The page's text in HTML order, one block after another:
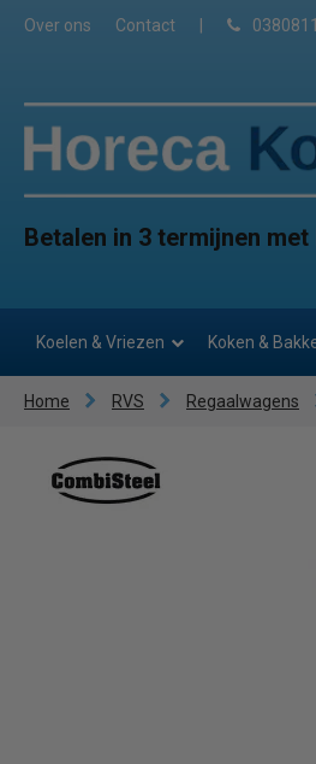
Over ons Contact
Betalen in 3 termijnen met
Koelen & Vriezen Koken &
Home RVS Regaalwagens